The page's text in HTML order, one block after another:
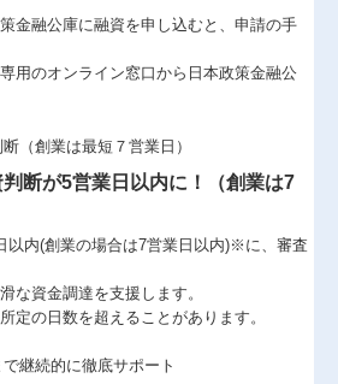
金融公庫に融資を申し込むと、申請の手
用のオンライン窓口から日本政策金融公
断が5営業日以内に！（創業は7
以内(創業の場合は7営業日以内)※に、審査
な資金調達を支援します。
定の日数を超えることがあります。